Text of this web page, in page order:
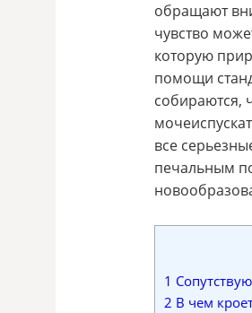
обращают
чувство
которую
помощи
собираются,
все
печальным
1
2 В чем